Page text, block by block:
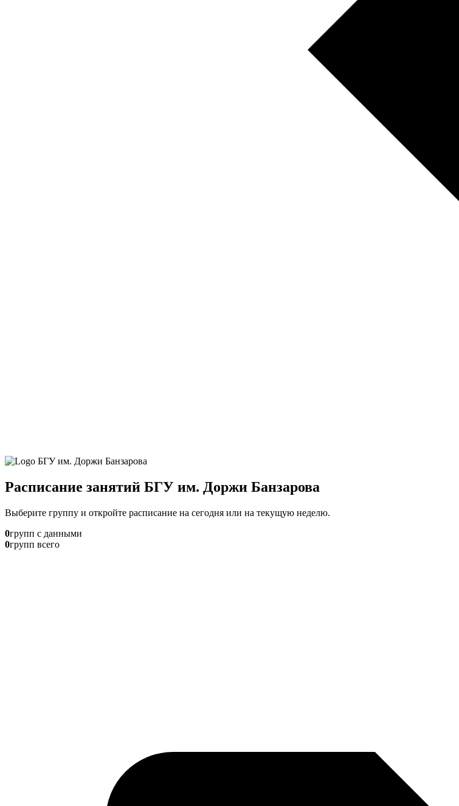
Расписание занятий БГУ им. Доржи Банзарова
Выберите группу и откройте расписание на сегодня или на текущую неделю.
0групп с данными
0групп всего